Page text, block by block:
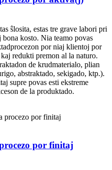
ŝlosita, estas tre grave labori pri
kosto. Nia teamo povas
por niaj klientoj por
redukti premon al la naturo.
de krudmaterialo, plian
abstraktado, sekigado, ktp.).
supre povas esti ekstreme
de la produktado.
por finitaj